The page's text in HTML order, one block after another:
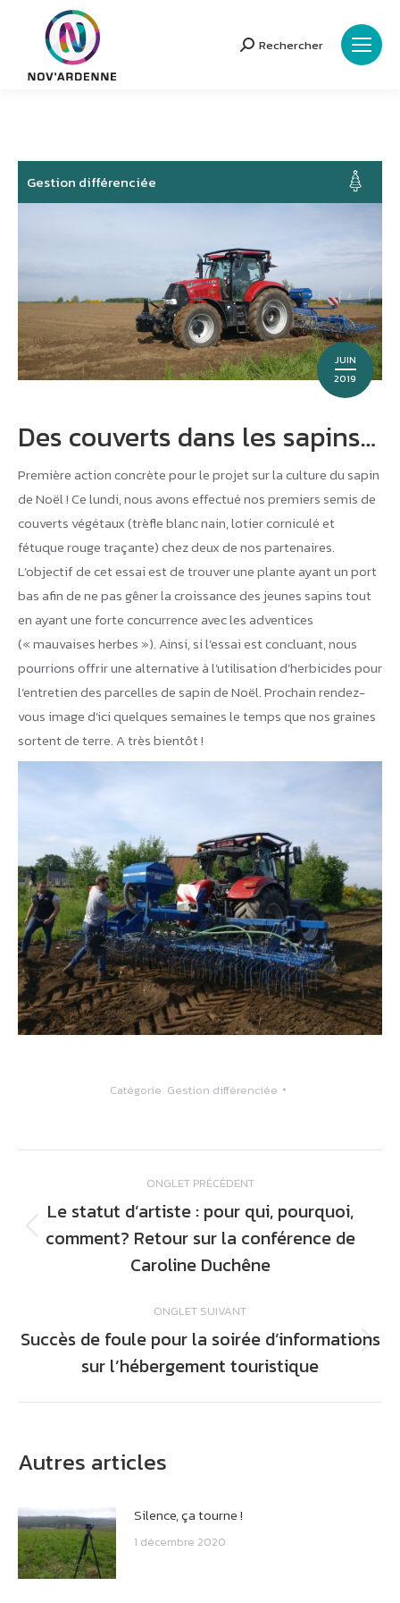
Search:
Rechercher
JUIN
2019
Gestion différenciée
Des couverts dans les sapins…
Première action concrète pour le projet sur la culture du sapin
de Noël ! Ce lundi, nous avons effectué nos premiers semis de
couverts végétaux (trèfle blanc nain, lotier corniculé et
fétuque rouge traçante) chez deux de nos partenaires.
L’objectif de cet essai est de trouver une plante ayant un port
bas afin de ne pas gêner la croissance des jeunes sapins tout
en ayant une forte concurrence avec les adventices
(« mauvaises herbes »). Ainsi, si l’essai est concluant, nous
pourrions offrir une alternative à l’utilisation d’herbicides pour
l’entretien des parcelles de sapin de Noël. Prochain rendez-
vous image d’ici quelques semaines le temps que nos graines
sortent de terre. A très bientôt !
Catégorie Gestion différenciée
commentaire
ONGLET PRÉCÉDENT
Onglet
précédent
Le statut d’artiste : pour qui, pourquoi,
comment? Retour sur la conférence de
Caroline Duchêne
ONGLET SUIVANT
Onglet
suivant
Succès de foule pour la soirée d’informations
sur l’hébergement touristique
Autres articles
Silence, ça tourne !
1 décembre 2020